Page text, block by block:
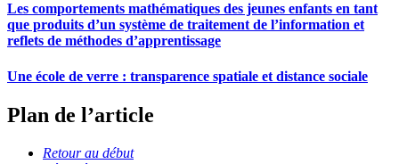
Les comportements mathématiques des jeunes enfants en tant
que produits d’un système de traitement de l’information et
reflets de méthodes d’apprentissage
Une école de verre : transparence spatiale et distance sociale
Plan de l’article
Retour au début